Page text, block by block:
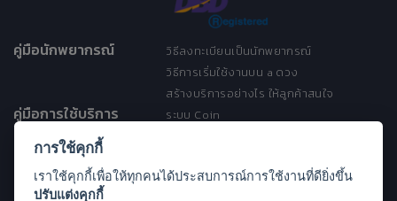
คู่มือนักพยากรณ์
วิธีลงทะเบียนเป็นนักพยากรณ์
วิธีการเริ่มใช้งานบน a ดวง
สร้างบริการอย่างไร ให้ลูกค้าสนใจ
คู่มือการใช้บริการ
ระบบ Coin
ประกาศการคุ้มครองข้อมูลส่วนบุคคล
การใช้คุกกี้
เราใช้คุกกี้เพื่อให้ทุกคนได้ประสบการณ์การใช้งานที่ดียิ่งขึ้น
ปรับแต่งคุกกี้